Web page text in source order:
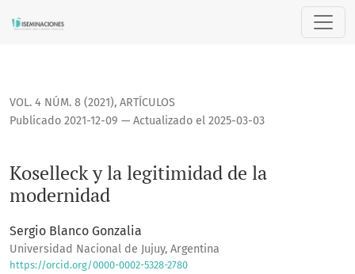
VOL. 4 NÚM. 8 (2021), ARTÍCULOS
Koselleck y la legitimidad de la
modernidad
Publicado 2021-12-09 — Actualizado el 2025-03-03
Sergio Blanco Gonzalia
Universidad Nacional de Jujuy, Argentina
https://orcid.org/0000-0002-5328-2780